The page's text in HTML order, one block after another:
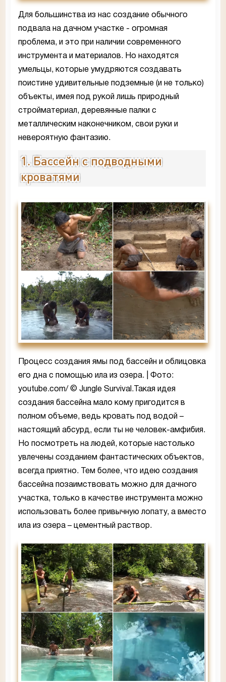
Для большинства из нас создание обычного
подвала на дачном участке - огромная
проблема, и это при наличии современного
инструмента и материалов. Но находятся
умельцы, которые умудряются создавать
поистине удивительные подземные (и не только)
объекты, имея под рукой лишь природный
стройматериал, деревянные палки с
металлическим наконечником, свои руки и
невероятную фантазию.
1. Бассейн с подводными
кроватями
Процесс создания ямы под бассейн и облицовка
его дна с помощью ила из озера. | Фото:
youtube.com/ © Jungle Survival.Такая идея
создания бассейна мало кому пригодится в
полном объеме, ведь кровать под водой –
настоящий абсурд, если ты не человек-амфибия.
Но посмотреть на людей, которые настолько
увлечены созданием фантастических объектов,
всегда приятно. Тем более, что идею создания
бассейна позаимствовать можно для дачного
участка, только в качестве инструмента можно
использовать более привычную лопату, а вместо
ила из озера – цементный раствор.